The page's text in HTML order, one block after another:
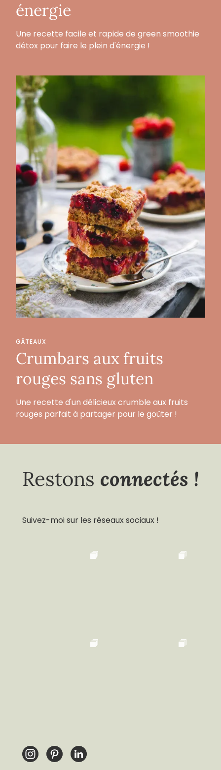
énergie
Une recette facile et rapide de green smoothie
détox pour faire le plein d'énergie !
GÂTEAUX
Crumbars aux fruits
rouges sans gluten
Une recette d'un délicieux crumble aux fruits
rouges parfait à partager pour le goûter !
Restons connectés !
Suivez-moi sur les réseaux sociaux !